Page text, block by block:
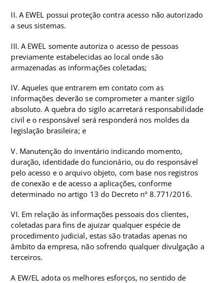
II. A EWEL possui proteção contra acesso não autorizado
a seus sistemas.
III. A EWEL somente autoriza o acesso de pessoas
previamente estabelecidas ao local onde são
armazenadas as informações coletadas;
IV. Aqueles que entrarem em contato com as
informações deverão se comprometer a manter sigilo
absoluto. A quebra do sigilo acarretará responsabilidade
civil e o responsável será responderá nos moldes da
legislação brasileira; e
V. Manutenção do inventário indicando momento,
duração, identidade do funcionário, ou do responsável
pelo acesso e o arquivo objeto, com base nos registros
de conexão e de acesso a aplicações, conforme
determinado no artigo 13 do Decreto nº 8.771/2016.
VI. Em relação às informações pessoais dos clientes,
coletadas para fins de ajuizar qualquer espécie de
procedimento judicial, estas são tratadas apenas no
âmbito da empresa, não sofrendo qualquer divulgação a
terceiros.
A EW/EL adota os melhores esforços, no sentido de